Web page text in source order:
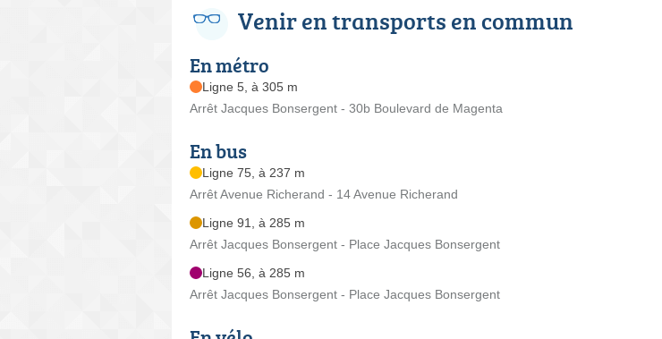
Venir en transports en commun
En métro
Ligne 5, à 305 m
Arrêt Jacques Bonsergent - 30b Boulevard de Magenta
En bus
Ligne 75, à 237 m
Arrêt Avenue Richerand - 14 Avenue Richerand
Ligne 91, à 285 m
Arrêt Jacques Bonsergent - Place Jacques Bonsergent
Ligne 56, à 285 m
Arrêt Jacques Bonsergent - Place Jacques Bonsergent